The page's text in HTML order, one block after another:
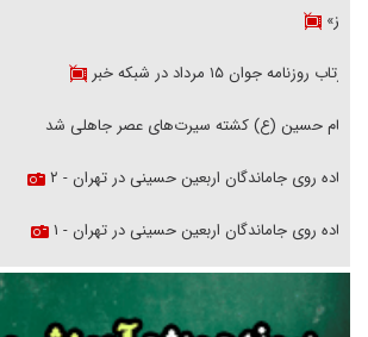
هرمز»
بازتاب روزنامه جوان ۱۵ مرداد در شبکه خبر
امام حسین (ع) کشته سیرت‌های عصر جاهلی شد
پیاده روی جاماندگان اربعین حسینی در تهران - ۲
پیاده روی جاماندگان اربعین حسینی در تهران - ۱
فریاد‌ها و ناله‌های دوستان مبارزدلم را آتش می‌زد